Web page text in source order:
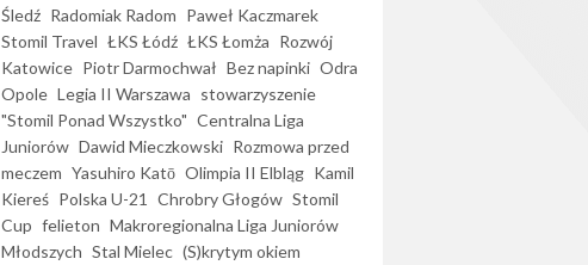
Śledź Radomiak Radom Paweł Kaczmarek
Stomil Travel ŁKS Łódź ŁKS Łomża Rozwój
Katowice Piotr Darmochwał Bez napinki Odra
Opole Legia II Warszawa stowarzyszenie
"Stomil Ponad Wszystko" Centralna Liga
Juniorów Dawid Mieczkowski Rozmowa przed
meczem Yasuhiro Katō Olimpia II Elbląg Kamil
Kiereś Polska U-21 Chrobry Głogów Stomil
Cup felieton Makroregionalna Liga Juniorów
Młodszych Stal Mielec (S)krytym okiem